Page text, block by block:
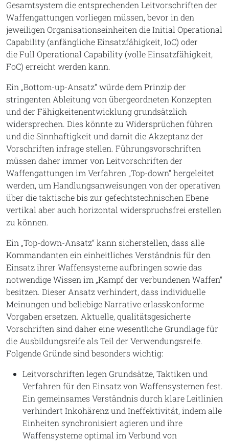
Gesamtsystem die entsprechenden Leitvorschriften der
Waffengattungen vorliegen müssen, bevor in den
jeweiligen Organisationseinheiten die Initial Operational
Capability (anfängliche Einsatzfähigkeit, IoC) oder
die Full Operational Capability (volle Einsatzfähigkeit,
FoC) erreicht werden kann.
Ein „Bottom-up-Ansatz“ würde dem Prinzip der
stringenten Ableitung von übergeordneten Konzepten
und der Fähigkeitenentwicklung grundsätzlich
widersprechen. Dies könnte zu Widersprüchen führen
und die Sinnhaftigkeit und damit die Akzeptanz der
Vorschriften infrage stellen. Führungsvorschriften
müssen daher immer von Leitvorschriften der
Waffengattungen im Verfahren „Top-down“ hergeleitet
werden, um Handlungsanweisungen von der operativen
über die taktische bis zur gefechtstechnischen Ebene
vertikal aber auch horizontal widerspruchsfrei erstellen
zu können.
Ein „Top-down-Ansatz“ kann sicherstellen, dass alle
Kommandanten ein einheitliches Verständnis für den
Einsatz ihrer Waffensysteme aufbringen sowie das
notwendige Wissen im „Kampf der verbundenen Waffen“
besitzen. Dieser Ansatz verhindert, dass individuelle
Meinungen und beliebige Narrative erlasskonforme
Vorgaben ersetzen. Aktuelle, qualitätsgesicherte
Vorschriften sind daher eine wesentliche Grundlage für
die Ausbildungsreife als Teil der Verwendungsreife.
Folgende Gründe sind besonders wichtig:
Leitvorschriften legen Grundsätze, Taktiken und
Verfahren für den Einsatz von Waffensystemen fest.
Ein gemeinsames Verständnis durch klare Leitlinien
verhindert Inkohärenz und Ineffektivität, indem alle
Einheiten synchronisiert agieren und ihre
Waffensysteme optimal im Verbund von